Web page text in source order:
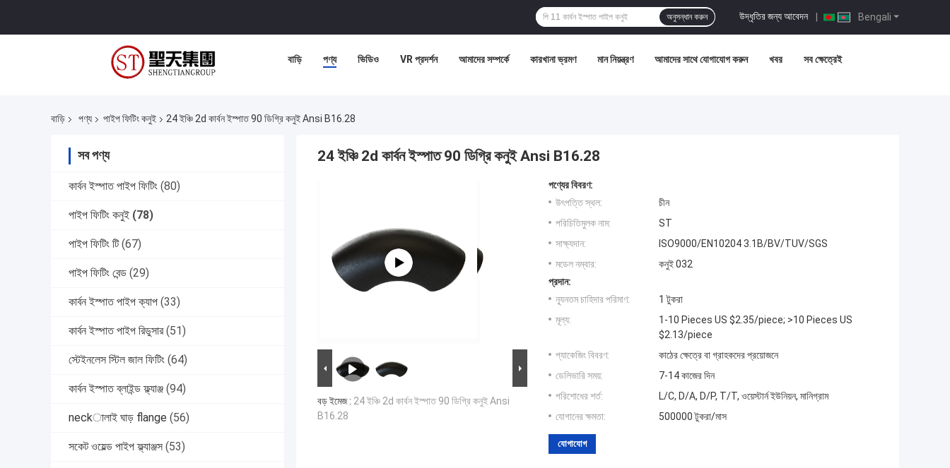
Bengali
উদ্ধৃতির জন্য আবেদন |
অনুসন্ধান করুন
বাড়ি পণ্য ভিডিও VR প্রদর্শন আমাদের সম্পর্কে কারখানা ভ্রমণ মান নিয়ন্ত্রণ আমাদের সাথে যোগাযোগ করুন খবর সব ক্ষেত্রেই
বাড়ি পণ্য পাইপ ফিটিং কনুই 24 ইঞ্চি 2d কার্বন ইস্পাত 90 ডিগ্রি কনুই Ansi B16.28
সব পণ্য
কার্বন ইস্পাত পাইপ ফিটিং (80)
পাইপ ফিটিং কনুই (78)
পাইপ ফিটিং টি (67)
পাইপ ফিটিং বেন্ড (29)
কার্বন ইস্পাত পাইপ ক্যাপ (33)
কার্বন ইস্পাত পাইপ রিডুসার (51)
স্টেইনলেস স্টিল জাল ফিটিং (64)
কার্বন ইস্পাত ব্লাইন্ড ফ্ল্যাঞ্জ (94)
neckালাই ঘাড় flange (56)
সকেট ওয়েল্ড পাইপ ফ্ল্যাঞ্জস (53)
24 ইঞ্চি 2d কার্বন ইস্পাত 90 ডিগ্রি কনুই Ansi B16.28
বড় ইমেজ : 24 ইঞ্চি 2d কার্বন ইস্পাত 90 ডিগ্রি কনুই Ansi
B16.28
পণ্যের বিবরণ:
উৎপত্তি স্থল:
চীন
পরিচিতিমুলক নাম:
ST
সাক্ষ্যদান:
ISO9000/EN10204 3.1B/BV/TUV/SGS
মডেল নম্বার:
কনুই 032
প্রদান:
ন্যূনতম চাহিদার পরিমাণ:
1 টুকরা
মূল্য:
1-10 Pieces US $2.35/piece; >10 Pieces US
$2.13/piece
প্যাকেজিং বিবরণ:
কাঠের ক্ষেত্রে বা গ্রাহকদের প্রয়োজনে
ডেলিভারি সময়:
7-14 কাজের দিন
পরিশোধের শর্ত:
L/C, D/A, D/P, T/T, ওয়েস্টার্ন ইউনিয়ন, মানিগ্রাম
যোগানের ক্ষমতা:
500000 টুকরা/মাস
যোগাযোগ